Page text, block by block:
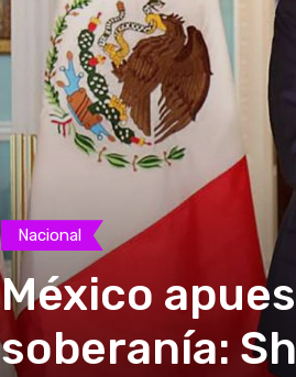
Nacional
México
soberanía: